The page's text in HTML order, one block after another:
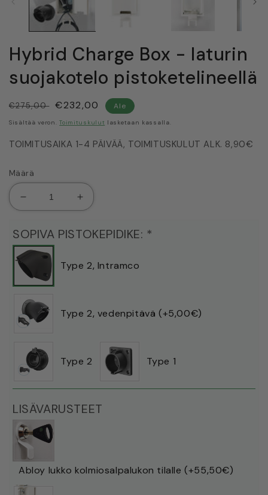
Hybrid Charge Box - laturin
suojakotelo pistoketelineellä
Normaalihinta
€275,00 Myyntihinta
€232,00 Ale
Sisältää veron.Toimituskulut lasketaan kassalla.
TOIMITUSAIKA 1-4 PÄIVÄÄ, TOIMITUSKULUT ALK. 8,90€
Määrä
Vähennä
tuotteen
Hybrid
Charge
Box
-
laturin
suojakotelo
pistoketelineellä
määrää
Lisää
tuotteen
Hybrid
Charge
-
määrää
SOPIVA PISTOKEPIDIKE: *
Type 2‚ Intramco
Type 2‚ vedenpitävä (+5‚00€)
Type 2 Type 1
LISÄVARUSTEET
Abloy lukko kolmiosalpalukon tilalle (+55‚50€)